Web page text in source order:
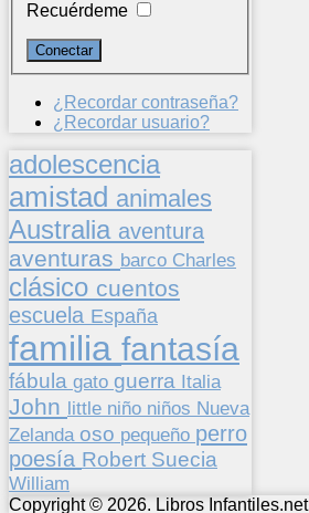
Recuérdeme
¿Recordar contraseña?
¿Recordar usuario?
adolescencia
amistad animales
Australia aventura
aventuras barco Charles
clásico cuentos
escuela España
familia fantasía
fábula gato guerra Italia
John little niño niños Nueva
Zelanda oso pequeño perro
poesía Robert Suecia
William
Copyright © 2026. Libros Infantiles.net